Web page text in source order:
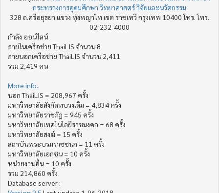
กระทรวงการอุดมศึกษา วิทยาศาสตร์ วิจัยและนวัตกรรม
328 ถ.ศรีอยุธยา แขวง ทุ่งพญาไท เขต ราชเทวี กรุงเทพ 10400 โทร. โทร.
02-232-4000
กำลัง ออน์ไลน์
ภายในเครือข่าย ThaiLIS จำนวน 8
ภายนอกเครือข่าย ThaiLIS จำนวน 2,411
รวม 2,419 คน
More info..
นอก ThaiLIS = 208,967 ครั้ง
มหาวิทยาลัยสังกัดทบวงเดิม = 4,834 ครั้ง
มหาวิทยาลัยราชภัฏ = 945 ครั้ง
มหาวิทยาลัยเทคโนโลยีราชมงคล = 68 ครั้ง
มหาวิทยาลัยสงฆ์ = 15 ครั้ง
สถาบันพระบรมราชชนก = 11 ครั้ง
มหาวิทยาลัยเอกชน = 10 ครั้ง
หน่วยงานอื่น = 10 ครั้ง
รวม 214,860 ครั้ง
Database server :